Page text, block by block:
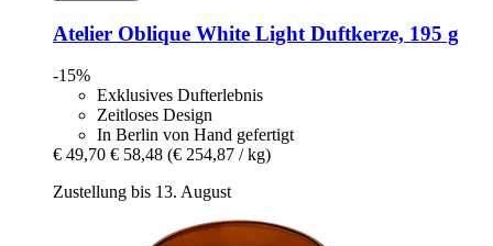
Atelier Oblique White Light Duftkerze, 195 g
-15%
Exklusives Dufterlebnis
Zeitloses Design
In Berlin von Hand gefertigt
€ 49,70 € 58,48 (€ 254,87 / kg)
Zustellung bis 13. August